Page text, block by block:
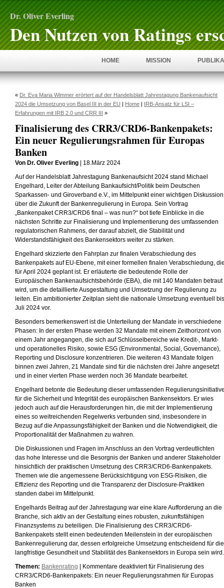
Dr. Oliver Everling
Den Nutzen von Ratings
HOME MISSION
« Dr. Eva Maria Wimmer erörtert auf der Handelsblatt Jahrestagung Bankenaufsicht
2024 die Umsetzung von Basel III in der EU | Home | IRB-Ansatz für LSI –
Erfahrungen mit IRB 2.0 und CRR III »
Finalisierung des CRR3/CRD6-Bankenpakets:
Ein neuer Regulierungsrahmen für Europas
Banken
Von Dr. Oliver Everling | 18.März 2024
Auf der Handelsblatt Jahrestagung Bankenaufsicht 2024 stand Michael
Engelhard, Leiter der Abteilung Bankaufsicht/Politik beim Deutschen
Sparkassen- und Giroverband e.V., im Mittelpunkt einer wichtigen Diskussion
über die Zukunft der Bankenregulierung in Europa. Sein Vortrag
„Bankenpaket CRR3/CRD6 final – was nun?“ bot tiefe Einblicke in die
nächsten Schritte zur Finalisierung und Implementierung des umfassenden
regulatorischen Rahmens, der darauf abzielt, die Stabilität und
Widerstandsfähigkeit des Bankensektors weiter zu stärken.
Engelhard skizzierte den Fahrplan zur finalen Verabschiedung des
Bankenpakets auf EU-Ebene, mit einer formellen finalen Verabschiedung,
für April 2024 geplant ist. Er erläuterte die bedeutende Rolle der
Europäischen Bankenaufsichtsbehörde (EBA), die mit 140 Mandaten betraut
wird, um die detaillierte Ausgestaltung und Umsetzung der Regulierung zu
leiten. Ein ambitionierter Zeitplan sieht die nationale Umsetzung eventuell bis
Juli 2024 vor.
Besonders bemerkenswert ist die Unterteilung der Mandate in verschiedene
Phasen: In der ersten Phase werden 32 Mandate mit einem Zeithorizont von
einem Jahr angegangen, die sich auf Schlüsselbereiche wie Kredit-, Markt-
und operationelles Risiko, sowie ESG (Environmental, Social, Governance),
Reporting und Disclosure konzentrieren. Die weiteren 43 Mandate folgen
binnen zwei Jahren, 21 Mandate sind für die nächsten drei Jahre angesetzt
und in einer vierten Phase werden noch 36 Mandate bearbeitet.
Engelhard betonte die Bedeutung dieser umfassenden
für die Sicherheit und Integrität des europäischen Bankensektors. Er wies
jedoch auch auf die Herausforderungen hin, die mit der Implementierung
eines so weitreichenden Regelwerks verbunden sind, insbesondere in
Bezug auf die Anpassungsfähigkeit der Banken und die Notwendigkeit, die
Proportionalität der Maßnahmen zu wahren.
Die Diskussionen und Fragen im Anschluss an den Vortrag verdeutlichten
das hohe Interesse und die Besorgnis der Banken und anderer Stakeholder
hinsichtlich der praktischen Umsetzung des CRR3/CRD6-Bankenpakets.
Themen wie die angemessene Berücksichtigung von ESG-Risiken, die
Effizienz des Reporting und die Transparenz der Disclosure-Praktiken
standen dabei im Mittelpunkt.
Engelhards Beitrag auf der Jahrestagung war eine klare Aufforderung an die
Branche, sich aktiv an der Gestaltung eines robusten, zukunftsfähigen
Finanzsystems zu beteiligen. Die Finalisierung des CRR3/CRD6-
Bankenpakets stellt einen bedeutenden Meilenstein in der europäischen
Bankenregulierung dar, dessen erfolgreiche Umsetzung entscheidend für die
langfristige Gesundheit und Stabilität des Bankensektors in Europa sein wird.
Themen: Bankenrating Kommentare deaktiviertfür Finalisierung des
CRR3/CRD6-Bankenpakets: Ein neuer Regulierungsrahmen für Europas
Banken